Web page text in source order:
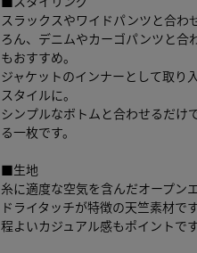
スラックスやワイドパンツと合わ
ろん、デニムやカーゴパンツと合
もおすすめ。
ジャケットのインナーとして取り
スタイルに。
シンプルなボトムと合わせるだけ
る一枚です。
■生地
糸に適度な空気を含んだオープン
ドライタッチが特徴の天竺素材です
程よいカジュアル感もポイントです